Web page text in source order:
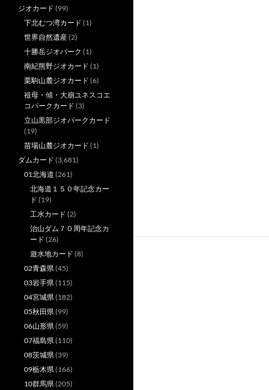
ジオカード (99)
下北むつ湾カード (1)
世界自然遺産(2)
十勝岳ジオパーク (1)
南紀熊野ジオカード (1)
栗駒山麓ジオカード (6)
祖母・傾・大崩ユネスコエ
コパークカード (3)
立山黒部ジオパークカード
(19)
苗場山麓ジオカード (1)
ダムカード (3,681)
01北海道 (261)
北海道１５０年記念カー
ド (19)
工水カード (2)
治山ダム７０周年記念カ
ード (26)
遊水地カード (8)
02青森県(45)
03岩手県(115)
04宮城県(182)
05秋田県(99)
06山形県(59)
07福島県(110)
08茨城県(39)
09栃木県(166)
10群馬県(205)